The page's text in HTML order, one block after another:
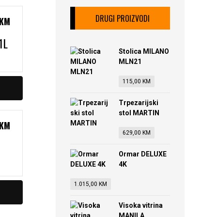
DRUGI PROIZVODI
Stolica MILANO
MLN21
115,00 KM
Trpezarijski
stol MARTIN
629,00 KM
Ormar DELUXE
4K
1.015,00 KM
Visoka vitrina